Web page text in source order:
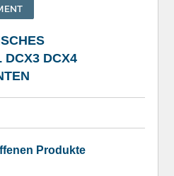
DCX3 DCX4
Produkte